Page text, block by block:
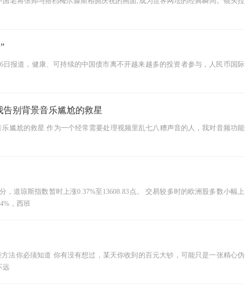
报道，健康、可持续的中国债市离不开越来越多的投资者参与，人民币国际
告别背景音乐尴尬的救星
尴尬的救星 作为一个经常需要处理视频里乱七八糟声音的人，我对音频功能
道琼斯指数暂时上涨0.37%至13608.83点。 交易较多时的欧洲股多数小幅上
，西班
法你必须知道 你有没有想过，某天你收到的百元大钞，可能只是一张精心伪
远